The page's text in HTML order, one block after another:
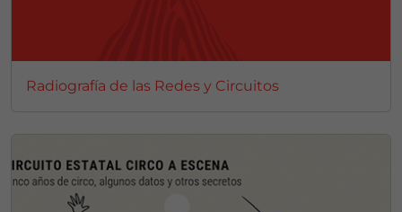
Radiografía de las Redes y Circuitos